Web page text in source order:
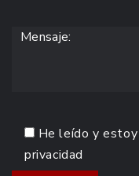
He leído y estoy
privacidad